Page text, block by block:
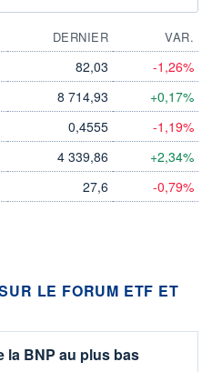
DERNIER
VAR.
82,03 -1,26%
8 714,93 +0,17%
0,4555 -1,19%
4 339,86 +2,34%
27,6 -0,79%
LE FORUM ETF ET
la BNP au plus bas